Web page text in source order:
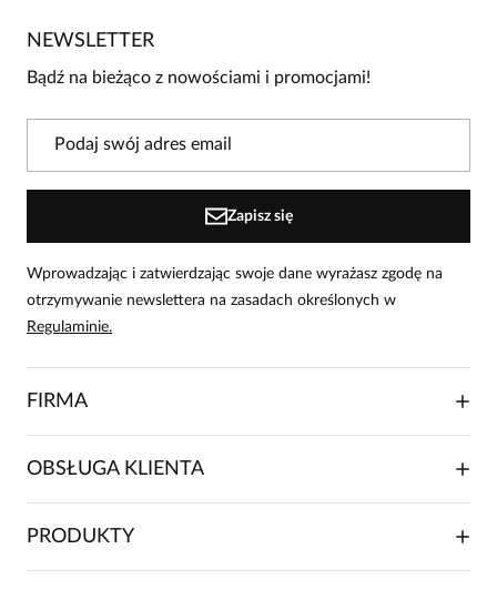
Bądź pierwszą osobą, która podzieli się opinią o tym
W naszej witrynie opinie mogą dodawać tylko
NEWSLETTER
Bądź na bieżąco z nowościami i promocjami!
Zapisz się
Wprowadzając i zatwierdzając swoje dane wyrażasz zgodę na
otrzymywanie newslettera na zasadach określonych w
Regulaminie.
FIRMA
FRANCZYZA
OBSŁUGA KLIENTA
PRODUKTY